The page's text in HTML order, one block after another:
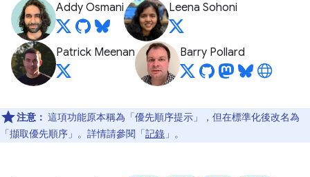
Addy Osmani Leena Sohoni
Patrick Meenan Barry Pollard
注意： 這項功能原本稱為「優先順序提示」，但在標準化後改名為
「擷取優先順序」。詳情請參閱「記錄 」。